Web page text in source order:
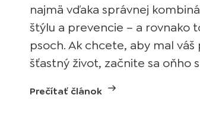
najmä vďaka správnej
štýlu a prevencie – a rovnako
psoch. Ak chcete, aby mal váš
šťastný život, začnite sa oňho
Prečítať článok